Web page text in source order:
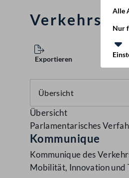
Alle
Nur
Exportieren
Übersicht
Parlamentarisches
Kommunique
Kommunique des
Mobilität, Innovation und